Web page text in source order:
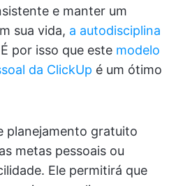
e manter um
sua vida, a autodisciplina
por isso que este modelo
da ClickUp é um ótimo
planejamento gratuito
metas pessoais ou
Ele permitirá que